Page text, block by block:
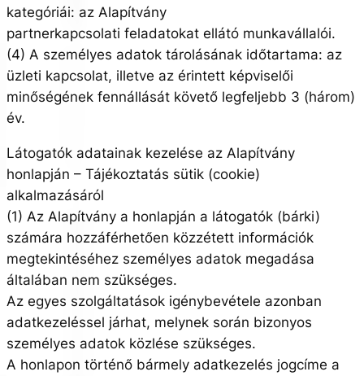
kategóriái: az Alapítvány
partnerkapcsolati feladatokat ellátó munkavállalói.
(4) A személyes adatok tárolásának időtartama: az
üzleti kapcsolat, illetve az érintett képviselői
minőségének fennállását követő legfeljebb 3 (három)
év.
Látogatók adatainak kezelése az Alapítvány
honlapján – Tájékoztatás sütik (cookie)
alkalmazásáról
(1) Az Alapítvány a honlapján a látogatók (bárki)
számára hozzáférhetően közzétett információk
megtekintéséhez személyes adatok megadása
általában nem szükséges.
Az egyes szolgáltatások igénybevétele azonban
adatkezeléssel járhat, melynek során bizonyos
személyes adatok közlése szükséges.
A honlapon történő bármely adatkezelés jogcíme a